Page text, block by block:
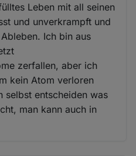
Leben mit all seinen
und unverkrampft und
Ich bin aus
zerfallen, aber ich
kein Atom verloren
selbst entscheiden was
man kann auch in